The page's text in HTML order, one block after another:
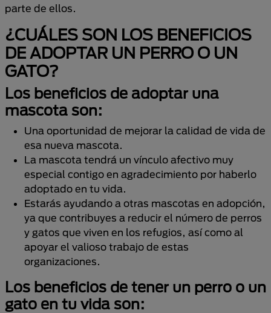
parte de ellos.
¿CUÁLES SON LOS BENEFICIOS
DE ADOPTAR UN PERRO O UN
GATO?
Los beneficios de adoptar una
mascota son:
Una oportunidad de mejorar la calidad de vida de
esa nueva mascota.
La mascota tendrá un vínculo afectivo muy
especial contigo en agradecimiento por haberlo
adoptado en tu vida.
Estarás ayudando a otras mascotas en adopción,
ya que contribuyes a reducir el número de perros
y gatos que viven en los refugios, así como al
apoyar el valioso trabajo de estas
organizaciones.
Los beneficios de tener un perro o un
gato en tu vida son: